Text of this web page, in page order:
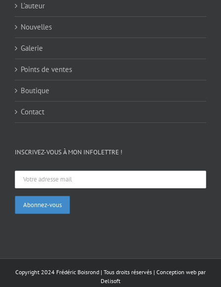
L’auteur
Nouvelles
Galerie
Points de ventes
Boutique
Contact
INSCRIVEZ-VOUS À MON INFOLETTRE !
Copyright 2024 Frédéric Boisrond | Tous droits réservés | Conception web par
Delisoft